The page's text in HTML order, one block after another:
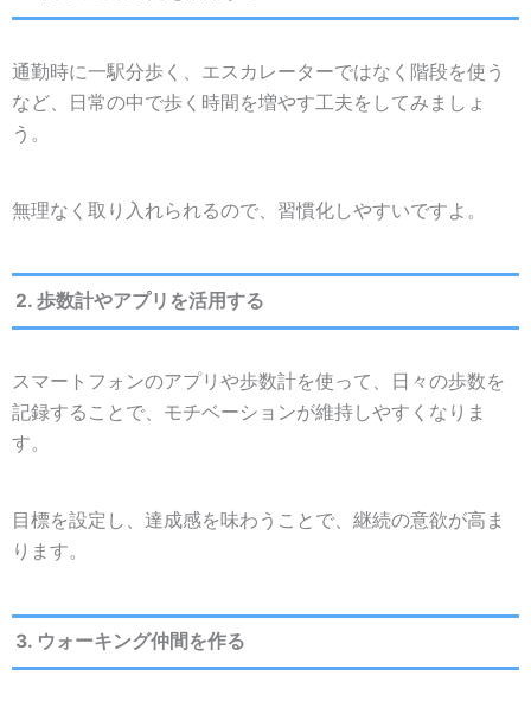
通勤時に一駅分歩く、エスカレーターではなく階段を使う
など、日常の中で歩く時間を増やす工夫をしてみましょ
う。
無理なく取り入れられるので、習慣化しやすいですよ。
2. 歩数計やアプリを活用する
スマートフォンのアプリや歩数計を使って、日々の歩数を
記録することで、モチベーションが維持しやすくなりま
す。
目標を設定し、達成感を味わうことで、継続の意欲が高ま
ります。
3. ウォーキング仲間を作る